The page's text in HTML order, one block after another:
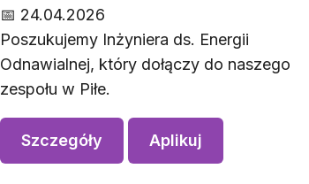
📅 24.04.2026
Poszukujemy Inżyniera ds. Energii
Odnawialnej, który dołączy do naszego
zespołu w Piłe.
Szczegóły Aplikuj